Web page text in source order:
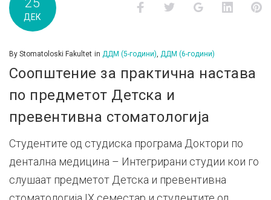
ДЕК
FacebookTwitter Google+
By Stomatoloski Fakultet in ДДМ (5-години), ДДМ (6-години)
Соопштение за практична настава
по предметот Детска и
превентивна стоматологија
Студентите од студиска програма Доктори по
дентална медицина – Интегрирани студии кои го
слушаат предметот Детска и превентивна